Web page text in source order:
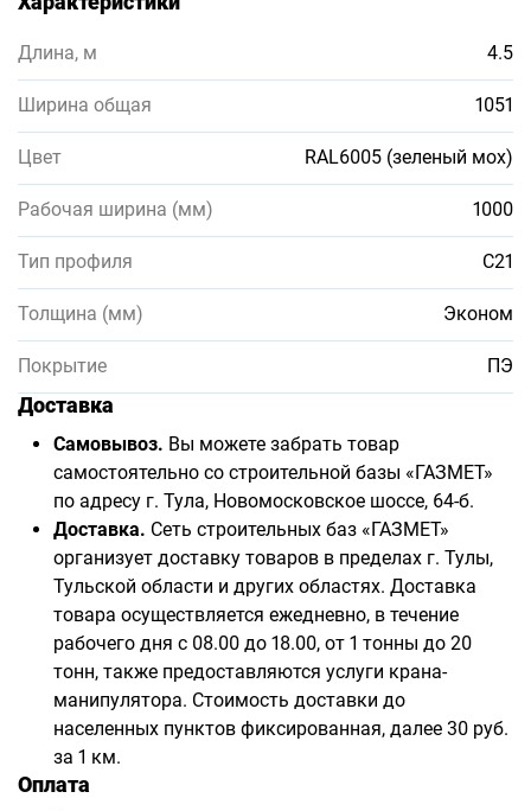
Длина, м 4.5
Ширина общая 1051
Цвет RAL6005 (зеленый мох)
Рабочая ширина (мм) 1000
Тип профиля С21
Толщина (мм) Эконом
Покрытие ПЭ
Доставка
Самовывоз. Вы можете забрать товар
самостоятельно со строительной базы «ГАЗМЕТ»
по адресу г. Тула, Новомосковское шоссе, 64-б.
Доставка. Сеть строительных баз «ГАЗМЕТ»
организует доставку товаров в пределах г. Тулы,
Тульской области и других областях. Доставка
товара осуществляется ежедневно, в течение
рабочего дня с 08.00 до 18.00, от 1 тонны до 20
тонн, также предоставляются услуги крана-
манипулятора. Стоимость доставки до
населенных пунктов фиксированная, далее 30 руб.
за 1 км.
Оплата